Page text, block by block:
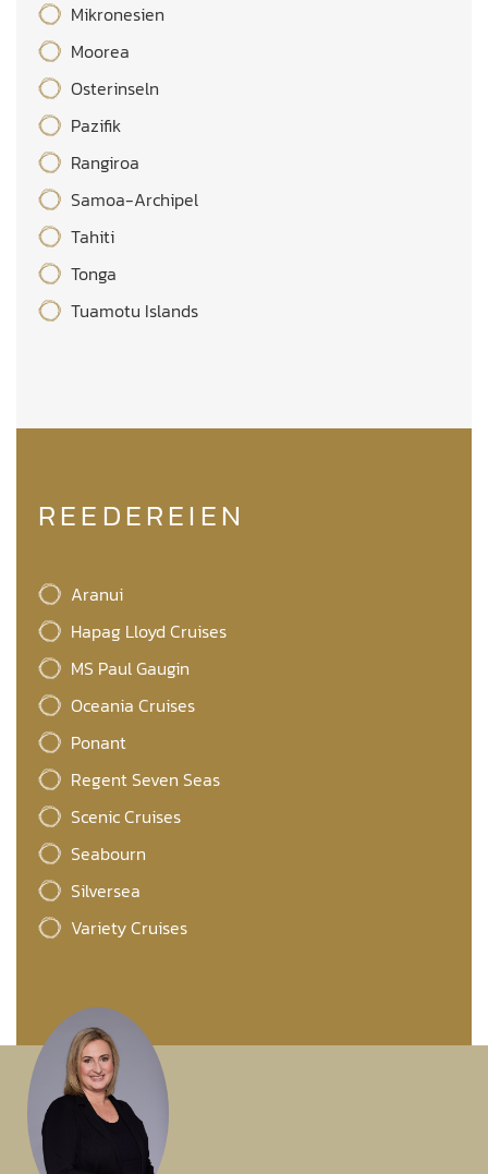
Mikronesien
Moorea
Osterinseln
Pazifik
Rangiroa
Samoa-Archipel
Tahiti
Tonga
Tuamotu Islands
REEDEREIEN
Aranui
Hapag Lloyd Cruises
MS Paul Gaugin
Oceania Cruises
Ponant
Regent Seven Seas
Scenic Cruises
Seabourn
Silversea
Variety Cruises